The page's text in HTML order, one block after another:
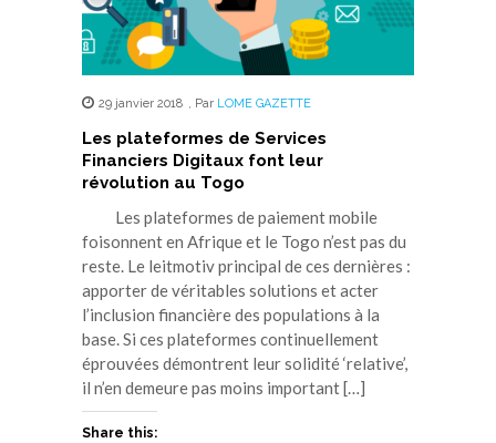
29 janvier 2018 , Par LOME GAZETTE
Les plateformes de Services
Financiers Digitaux font leur
révolution au Togo
Les plateformes de paiement mobile
foisonnent en Afrique et le Togo n’est pas du
reste. Le leitmotiv principal de ces dernières :
apporter de véritables solutions et acter
l’inclusion financière des populations à la
base. Si ces plateformes continuellement
éprouvées démontrent leur solidité ‘relative’,
il n’en demeure pas moins important […]
Share this: